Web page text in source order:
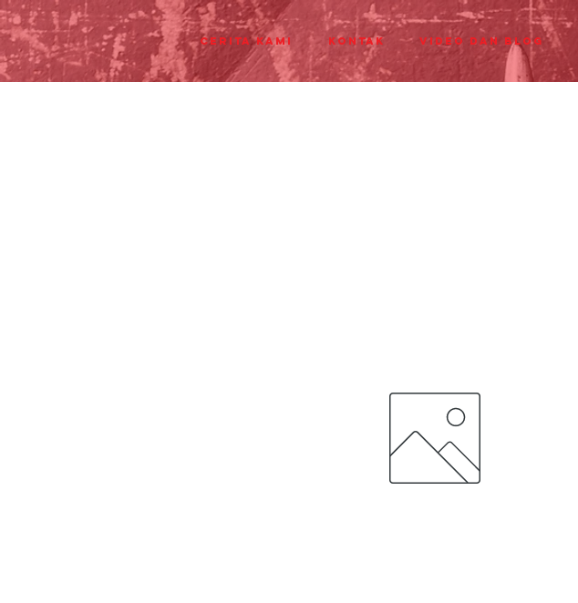
Cerita Kami Kontak Video dan Blog